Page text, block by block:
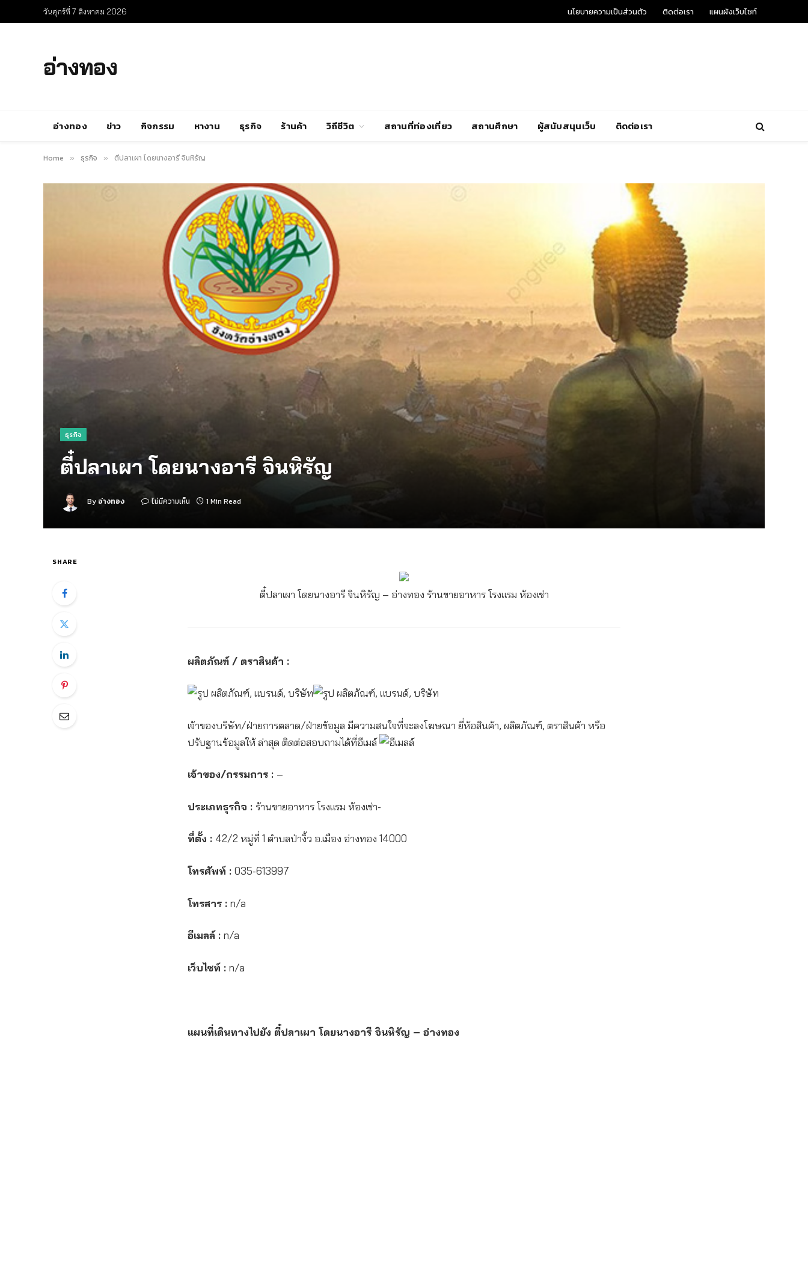
วันศุกร์ที่ 7 สิงหาคม 2026 นโยบายความเป็นส่วนตัว ติดต่อเรา แผนผังเว็บไซท์
อ่างทอง
อ่างทอง ข่าว กิจกรรม หางาน ธุรกิจ ร้านค้า วิถีชีวิต สถานที่ท่องเที่ยว สถานศึกษา ผู้สนับสนุนเว็บ ติดต่อเรา
Home » ธุรกิจ » ตี๋ปลาเผา โดยนางอารี จินหิรัญ
ธุรกิจ
ตี๋ปลาเผา โดยนางอารี จินหิรัญ
By อ่างทอง ไม่มีความเห็น 1 Min Read
SHARE
ตี๋ปลาเผา โดยนางอารี จินหิรัญ – อ่างทอง ร้านขายอาหาร โรงแรม ห้องเช่า
ผลิตภัณฑ์ / ตราสินค้า :
เจ้าของบริษัท/ฝ่ายการตลาด/ฝ่ายข้อมูล มีความสนใจที่จะลงโฆษณา ยี่ห้อสินค้า, ผลิตภัณฑ์, ตราสินค้า หรือ
ปรับฐานข้อมูลให้ ล่าสุด ติดต่อสอบถามได้ที่อีเมล์
เจ้าของ/กรรมการ : –
ประเภทธุรกิจ : ร้านขายอาหาร โรงแรม ห้องเช่า-
ที่ตั้ง : 42/2 หมู่ที่ 1 ตำบลป่างิ้ว อ.เมือง อ่างทอง 14000
โทรศัพท์ : 035-613997
โทรสาร : n/a
อีเมลล์ : n/a
เว็บไซท์ : n/a
แผนที่เดินทางไปยัง ตี๋ปลาเผา โดยนางอารี จินหิรัญ – อ่างทอง